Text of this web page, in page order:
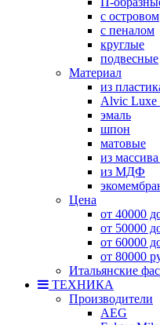
с островом
с пеналом
круглые
подвесные
Материал
из
Alvic
эмаль
шпон
матовые
из
из МДФ
Цена
от 40000
от 50000
от 60000
от 80000
Итальянские
ТЕХНИКА
Производители
AEG